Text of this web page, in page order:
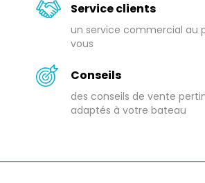
Service clients
un service commercial au
vous
Conseils
des conseils de vente
adaptés à votre bateau